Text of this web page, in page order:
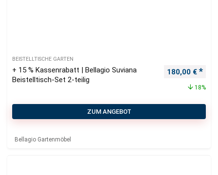
BEISTELLTISCHE GARTEN
+ 15 % Kassenrabatt | Bellagio Suviana
Beistelltisch-Set 2-teilig
180,00 €
18%
ZUM ANGEBOT
Bellagio Gartenmöbel